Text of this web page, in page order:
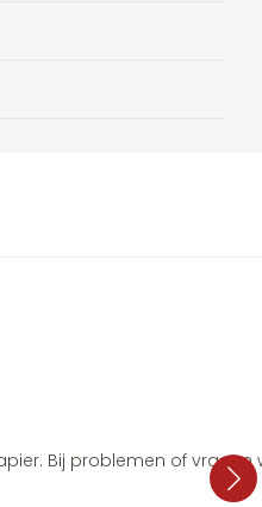
Bij problemen of